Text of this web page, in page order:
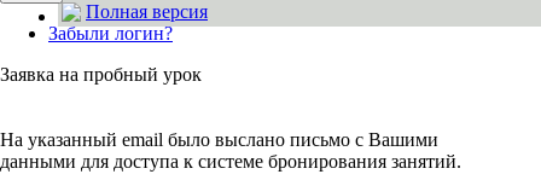
Полная версия
Забыли логин?
Заявка на пробный урок
На указанный email было выслано письмо с Вашими
данными для доступа к системе бронирования занятий.